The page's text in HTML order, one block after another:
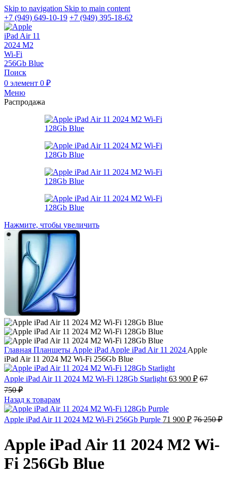
Skip to navigation Skip to main content
+7 (949) 649-10-19 +7 (949) 395-18-62
Поиск
0 элемент 0 ₽
Меню
Распродажа
Нажмите, чтобы увеличить
Главная Планшеты Apple iPad Apple iPad Air 11 2024 Apple
iPad Air 11 2024 M2 Wi-Fi 256Gb Blue
Apple iPad Air 11 2024 M2 Wi-Fi 128Gb Starlight 63 900 ₽ 67
750₽
Назад к товарам
Apple iPad Air 11 2024 M2 Wi-Fi 256Gb Purple 71 900 ₽ 76 250₽
Apple iPad Air 11 2024 M2 Wi-
Fi 256Gb Blue